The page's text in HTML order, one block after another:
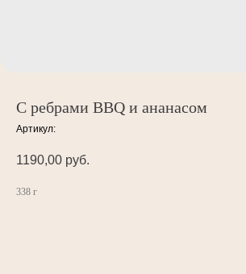
С ребрами BBQ и ананасом
Артикул:
1190,00 руб.
338 г